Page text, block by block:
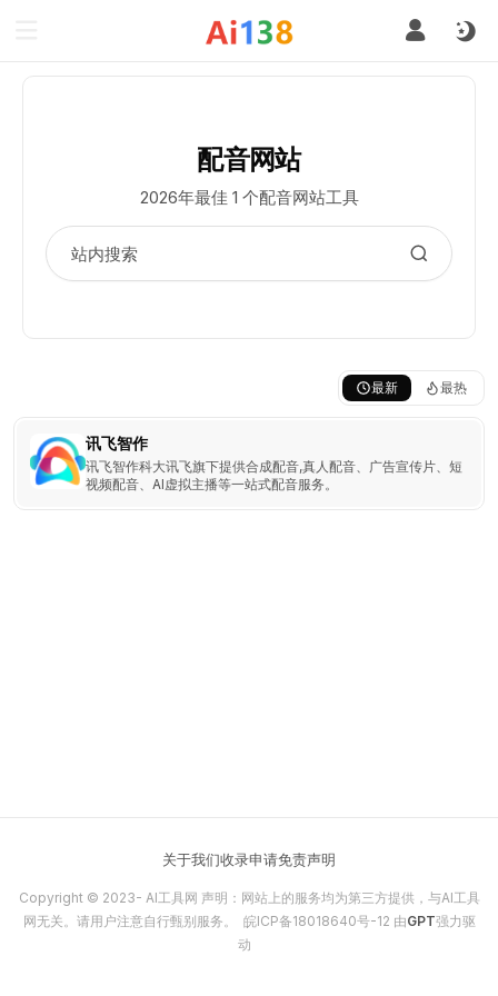
配音网站
2026年最佳 1 个配音网站工具
最新 最热
讯飞智作
讯飞智作科大讯飞旗下提供合成配音,真人配音、广告宣传片、短
视频配音、AI虚拟主播等一站式配音服务。
关于我们收录申请免责声明
Copyright © 2023- AI工具网 声明：网站上的服务均为第三方提供，与AI工具
网无关。请用户注意自行甄别服务。 皖ICP备18018640号-12 由GPT强力驱
动